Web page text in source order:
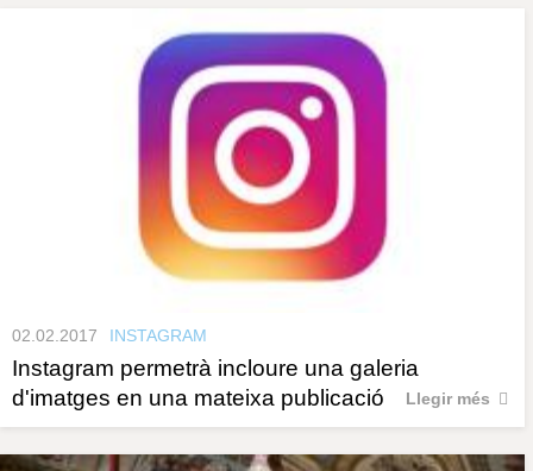
02.02.2017 INSTAGRAM
Instagram permetrà incloure una galeria
d'imatges en una mateixa publicació
Llegir més